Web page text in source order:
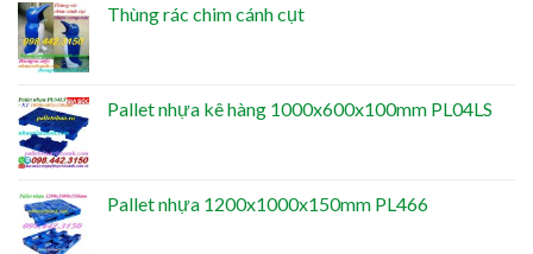
Thùng rác chim cánh cụt
Pallet nhựa kê hàng 1000x600x100mm PL04LS
Pallet nhựa 1200x1000x150mm PL466